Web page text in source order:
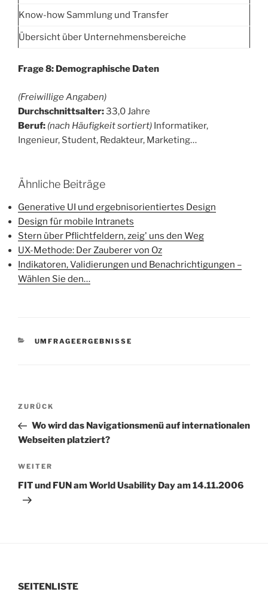
Know-how Sammlung und Transfer
Übersicht über Unternehmensbereiche
Frage 8: Demographische Daten
(Freiwillige Angaben)
Durchschnittsalter:33,0 Jahre
Beruf: (nach Häufigkeit sortiert) Informatiker,
Ingenieur, Student, Redakteur, Marketing…
Ähnliche Beiträge
Generative UI und ergebnisorientiertes Design
Design für mobile Intranets
Stern über Pflichtfeldern, zeig' uns den Weg
UX-Methode: Der Zauberer von Oz
Indikatoren, Validierungen und Benachrichtigungen –
Wählen Sie den…
KATEGORIEN
UMFRAGEERGEBNISSE
Beitragsnavigation
Vorheriger
Beitrag
ZURÜCK
Wo wird das Navigationsmenü auf internationalen
Webseiten platziert?
Nächster
Beitrag
WEITER
FIT und FUN am World Usability Day am 14.11.2006
SEITENLISTE